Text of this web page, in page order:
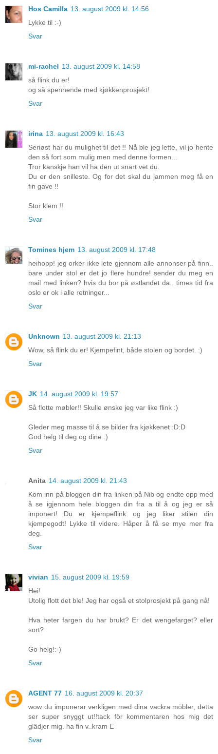
Hos Camilla 13. august 2009 kl. 14:56
Lykke til :-)
Svar
mi-rachel 13. august 2009 kl. 14:58
så flink du er!
og så spennende med kjøkkenprosjekt!
Svar
irina 13. august 2009 kl. 16:43
Seriøst har du mulighet til det !! Nå ble jeg lette, vil jo hente
den så fort som mulig men med denne formen...
Tror kanskje han vil ha den ut snart vet du.
Du er den snilleste. Og for det skal du jammen meg få en
fin gave !!
Stor klem !!
Svar
Tomines hjem 13. august 2009 kl. 17:48
heihopp! jeg orker ikke lete gjennom alle annonser på finn..
bare under stol er det jo flere hundre! sender du meg en
mail med linken? hvis du bor på østlandet da.. times tid fra
oslo er ok i alle retninger...
Svar
Unknown 13. august 2009 kl. 21:13
Wow, så flink du er! Kjempefint, både stolen og bordet. :)
Svar
JK 14. august 2009 kl. 19:57
Så flotte møbler!! Skulle ønske jeg var like flink :)
Gleder meg masse til å se bilder fra kjøkkenet :D:D
God helg til deg og dine :)
Svar
Anita 14. august 2009 kl. 21:43
Kom inn på bloggen din fra linken på Nib og endte opp med
å se igjennom hele bloggen din fra a til å og jeg er så
imponert! Du er kjempeflink og jeg liker stilen din
kjempegodt! Lykke til videre. Håper å få se mye mer fra
deg.
Svar
vivian 15. august 2009 kl. 19:59
Hei!
Utolig flott det ble! Jeg har også et stolprosjekt på gang nå!
Hva heter fargen du har brukt? Er det wengefarget? eller
sort?
Go helg!:-)
Svar
AGENT 77 16. august 2009 kl. 20:37
wow du imponerar verkligen med dina vackra möbler, detta
ser super snyggt ut!!tack för kommentaren hos mig det
glädjer mig. ha fin v..kram E
Svar